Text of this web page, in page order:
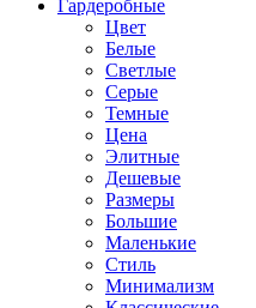
Гардеробные
Цвет
Белые
Светлые
Серые
Темные
Цена
Элитные
Дешевые
Размеры
Большие
Маленькие
Стиль
Минимализм